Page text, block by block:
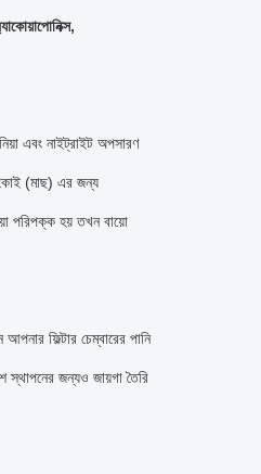
এবং নাইট্রাইট অপসারণ
কোই (মাছ) এর জন্য
পরিপক্ক হয় তখন বায়ো
ফিল্টার চেম্বারের পানি
স্থাপনের জন্যও জায়গা তৈরি